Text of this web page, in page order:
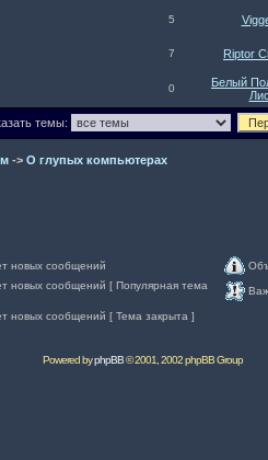
5
7 Riptor
0
Белый
Лис
темы:
-> О глупых компьютерах
новых сообщений
новых сообщений [ Популярная тема
новых сообщений [ Тема закрыта ]
Powered byphpBB© 2001, 2002 phpBB Group